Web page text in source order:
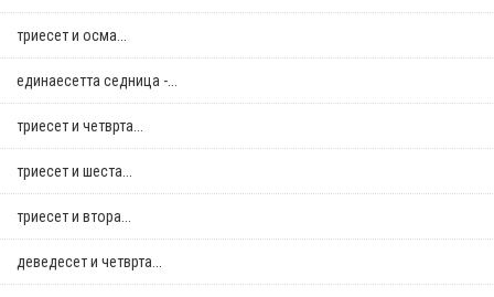
триесет и осма...
единаесетта седница -...
триесет и четврта...
триесет и шеста...
триесет и втора...
деведесет и четврта...